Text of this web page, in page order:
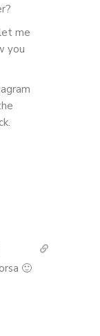
me
you
🙂